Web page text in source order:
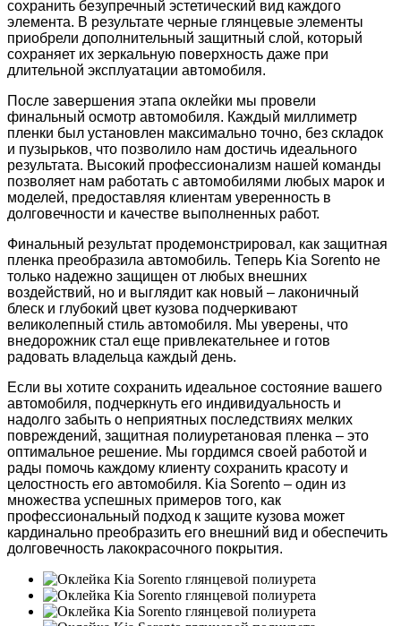
сохранить безупречный эстетический вид каждого
элемента. В результате черные глянцевые элементы
приобрели дополнительный защитный слой, который
сохраняет их зеркальную поверхность даже при
длительной эксплуатации автомобиля.
После завершения этапа оклейки мы провели
финальный осмотр автомобиля. Каждый миллиметр
пленки был установлен максимально точно, без складок
и пузырьков, что позволило нам достичь идеального
результата. Высокий профессионализм нашей команды
позволяет нам работать с автомобилями любых марок и
моделей, предоставляя клиентам уверенность в
долговечности и качестве выполненных работ.
Финальный результат продемонстрировал, как защитная
пленка преобразила автомобиль. Теперь Kia Sorento не
только надежно защищен от любых внешних
воздействий, но и выглядит как новый – лаконичный
блеск и глубокий цвет кузова подчеркивают
великолепный стиль автомобиля. Мы уверены, что
внедорожник стал еще привлекательнее и готов
радовать владельца каждый день.
Если вы хотите сохранить идеальное состояние вашего
автомобиля, подчеркнуть его индивидуальность и
надолго забыть о неприятных последствиях мелких
повреждений, защитная полиуретановая пленка – это
оптимальное решение. Мы гордимся своей работой и
рады помочь каждому клиенту сохранить красоту и
целостность его автомобиля. Kia Sorento – один из
множества успешных примеров того, как
профессиональный подход к защите кузова может
кардинально преобразить его внешний вид и обеспечить
долговечность лакокрасочного покрытия.